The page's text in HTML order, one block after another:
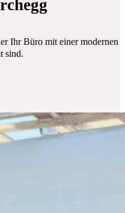
Ihr Büro mit einer
sind.